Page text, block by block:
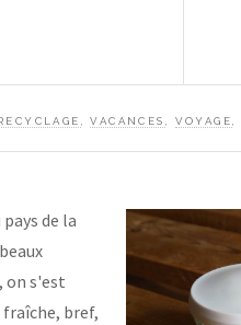
,VACANCES VOYAGE
de la
on s'est
fraîche, bref,